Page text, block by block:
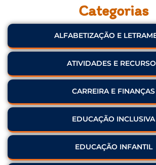
Categorias
ALFABETIZAÇÃO E
ATIVIDADES E
CARREIRA E FINANÇAS
EDUCAÇÃO INCLUSIVA
EDUCAÇÃO INFANTIL